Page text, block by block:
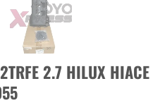
2.7 HILUX HIACE